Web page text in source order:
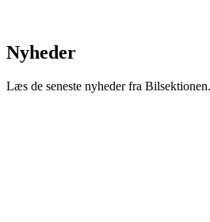
Nyheder
Læs de seneste nyheder fra Bilsektionen.